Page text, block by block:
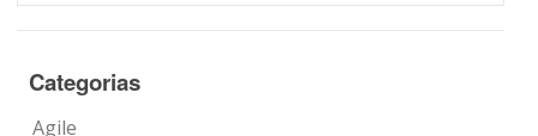
Categorias
Agile